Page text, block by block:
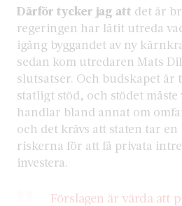
Därför tycker jag att det är
regeringen har låtit utreda
igång byggandet av ny
sedan kom utredaren Mats
slutsatser. Och budskapet är
statligt stöd, och stödet
handlar bland annat om
och det krävs att staten tar en
riskerna för att få privata
investera.
Förslagen är värda att